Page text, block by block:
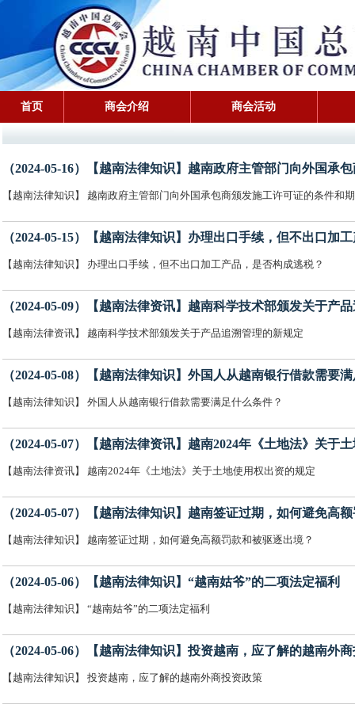
首页 商会介绍 商会活动
（2024-05-16）【越南法律知识】越南政府主管部门向外国承
【越南法律知识】 越南政府主管部门向外国承包商颁发施工许可证的条件和
（2024-05-15）【越南法律知识】办理出口手续，但不出口加
【越南法律知识】 办理出口手续，但不出口加工产品，是否构成逃税？
（2024-05-09）【越南法律资讯】越南科学技术部颁发关于产
【越南法律资讯】 越南科学技术部颁发关于产品追溯管理的新规定
（2024-05-08）【越南法律知识】外国人从越南银行借款需要
【越南法律知识】 外国人从越南银行借款需要满足什么条件？
（2024-05-07）【越南法律资讯】越南2024年《土地法》关于
【越南法律资讯】 越南2024年《土地法》关于土地使用权出资的规定
（2024-05-07）【越南法律知识】越南签证过期，如何避免高
【越南法律知识】 越南签证过期，如何避免高额罚款和被驱逐出境？
（2024-05-06）【越南法律知识】“越南姑爷”的二项法定福利
【越南法律知识】 “越南姑爷”的二项法定福利
（2024-05-06）【越南法律知识】投资越南，应了解的越南外
【越南法律知识】 投资越南，应了解的越南外商投资政策